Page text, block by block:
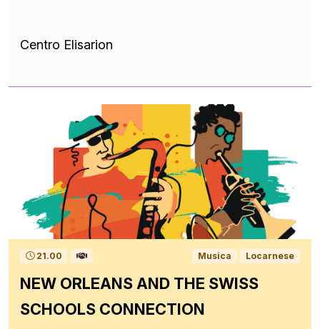
Centro Elisarion
21.00 Musica Locarnese
NEW ORLEANS AND THE SWISS
SCHOOLS CONNECTION